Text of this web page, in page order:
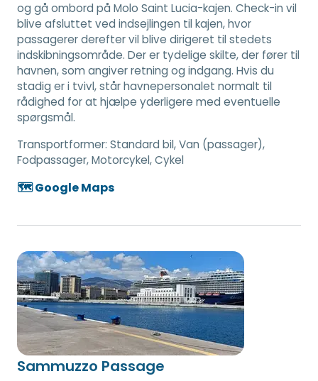
og gå ombord på Molo Saint Lucia-kajen. Check-in vil
blive afsluttet ved indsejlingen til kajen, hvor
passagerer derefter vil blive dirigeret til stedets
indskibningsområde. Der er tydelige skilte, der fører til
havnen, som angiver retning og indgang. Hvis du
stadig er i tvivl, står havnepersonalet normalt til
rådighed for at hjælpe yderligere med eventuelle
spørgsmål.
Transportformer: Standard bil, Van (passager),
Fodpassager, Motorcykel, Cykel
🗺️ Google Maps
Sammuzzo Passage